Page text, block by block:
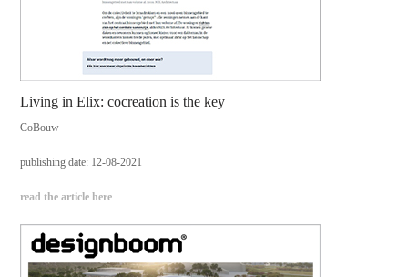
Living in Elix: cocreation is the key
CoBouw
publishing date: 12-08-2021
read the article here